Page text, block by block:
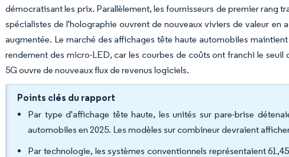
démocratisant les prix. Parallèlement, les fournisseurs de premier rang
spécialistes de l'holographie ouvrent de nouveaux viviers de valeur
augmentée. Le marché des affichages tête haute automobiles
rendement des micro-LED, car les courbes de coûts ont franchi le
5G ouvre de nouveaux flux de revenus logiciels.
Points clés du rapport
Par type d'affichage tête haute, les unités sur pare-brise
automobiles en 2025. Les modèles sur combineur devraient
Par technologie, les systèmes conventionnels représentaient